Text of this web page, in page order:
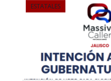
ESTATALES